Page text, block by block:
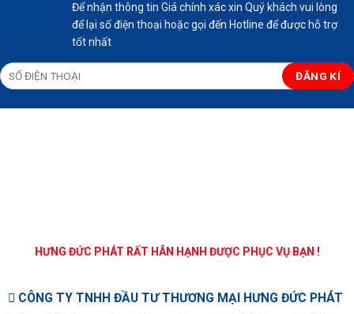
Để nhận thông tin Giá chính xác xin Quý khách vui lòng
để lại số điện thoại hoặc gọi đến Hotline để được hỗ trợ
tốt nhất
HƯNG ĐỨC PHÁT RẤT HÂN HẠNH ĐƯỢC PHỤC VỤ BẠN !
CÔNG TY TNHH ĐẦU TƯ THƯƠNG MẠI HƯNG ĐỨC PHÁT